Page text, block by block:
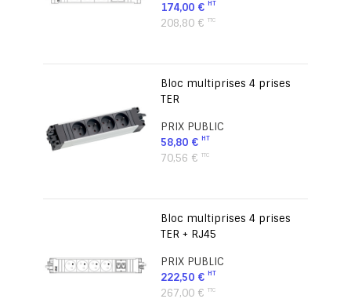
174,00 €
208,80 €
Bloc multiprises 4 prises
TER
PRIX PUBLIC
58,80 €
70,56 €
Bloc multiprises 4 prises
TER + RJ45
PRIX PUBLIC
222,50 €
267,00 €